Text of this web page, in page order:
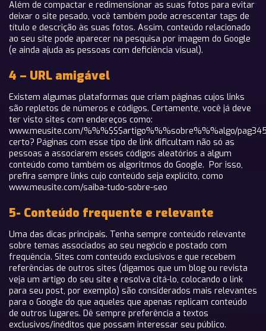
Além de compactar e redimensionar as suas fotos para evitar
deixar o site pesado, você também pode acrescentar tags de
título e descrição às suas fotos. Assim, conteúdo relacionado
ao seu site pode aparecer na pesquisa por imagem do Google
(e ainda ajuda as pessoas com deficiência visual).
4 – URL amigável
Existem algumas plataformas que criam páginas cujos links
são repletos de números e códigos. Certamente, você já deve
ter visto sites com endereços como:
www.meusite.com/%%%$$$artigo%%%sobre%%%algo/
certo? Páginas com esse tipo de link dificultam não só as
pessoas a associarem esses códigos aleatórios a algum
conteúdo como também os algoritmos do Google. Por isso,
prefira sempre links cujo conteúdo seja explícito, como
www.meusite.com/saiba-tudo-sobre-seo
5- Conteúdo frequente e relevante
Uma das dicas principais. Tenha sempre conteúdo relevante
sobre temas associados ao seu negócio e postado com
frequência. Sites com conteúdo exclusivos e que recebem
referências de outros sites (digamos que um blog ou revista
veja um artigo do seu site e resolva citá-lo, colocando o link
para seu post, por exemplo) são considerados mais relevantes
para o Google do que aqueles que apenas replicam conteúdo
de outros lugares. Dê sempre preferência a textos
exclusivos/inéditos que possam interessar seu público.